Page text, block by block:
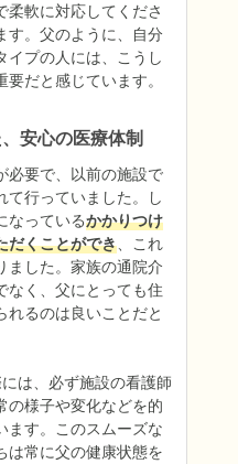
柔軟に対応してくださ
す。父のように、自分
イプの人には、こうし
だと感じています。
安心の医療体制
必要で、以前の施設で
て行っていました。し
なっているかかりつけ
だくことができ、これ
ました。家族の通院介
なく、父にとっても住
れるのは良いことだと
は、必ず施設の看護師
の様子や変化などを的
ます。このスムーズな
は常に父の健康状態を